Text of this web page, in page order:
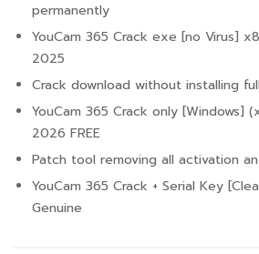
permanently
YouCam 365 Crack exe [no Virus]
2025
Crack download without installing
YouCam 365 Crack only [Windows]
2026 FREE
Patch tool removing all activation
YouCam 365 Crack + Serial Key
Genuine